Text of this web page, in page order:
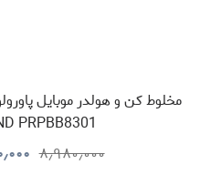
PRPBB8301
۸٫۹۸۰٫۰۰۰